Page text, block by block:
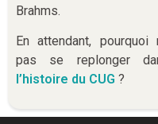
Brahms.
En attendant, pourquoi
pas se replonger
l’histoire du CUG ?